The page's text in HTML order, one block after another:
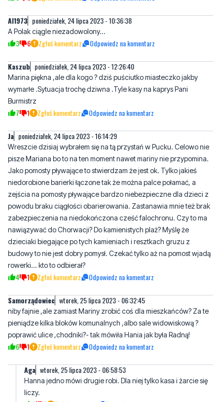
Kaszub poniedziałek, 24 lipca 2023 - 12:26:40
Marina piękna ,ale dla kogo ? dziś puściutko miasteczko jakby
Burmistrz
7 1 Zgłoś komentarz Odpowiedz na komentarz
Ja poniedziałek, 24 lipca 2023 - 16:14:29
Wreszcie dzisiaj wybrałem się na tą przystań w Pucku. Celowo nie
Jako pomosty pływające to stwierdzam że jest ok. Tylko jakieś
niedorobione barierki łączone tak że można palce połamać, a
zejścia na pomosty pływające bardzo niebezpieczne dla dzieci z
powodu braku ciągłości obarierowania. Zastanawia mnie też brak
zabezpieczenia na niedokończona cześć falochronu. Czy to ma
nawiązywać do Chorwacji? Do kamienistych plaż? Myślę że
dzieciaki biegające po tych kamieniach i resztkach gruzu z
budowy to nie jest dobry pomysł. Czekać tylko aż na pomost wjadą
rowerki... kto to odbierał?
4 1 Zgłoś komentarz Odpowiedz na komentarz
Samorządowiec wtorek, 25 lipca 2023 - 06:32:45
niby fajnie ,ale zamiast Mariny zrobić coś dla mieszkańców? Za te
poprawić ulice ,chodniki?- tak mówiła Hania jak była Radną!
6 1 Zgłoś komentarz Odpowiedz na komentarz
Aga wtorek, 25 lipca 2023 - 06:58:53
Hanna jedno mówi drugie robi. Dla niej tylko kasa i żarcie się
5 2 Zgłoś komentarz Odpowiedz na komentarz
wtorek, 25 lipca 2023 - 13:53:09